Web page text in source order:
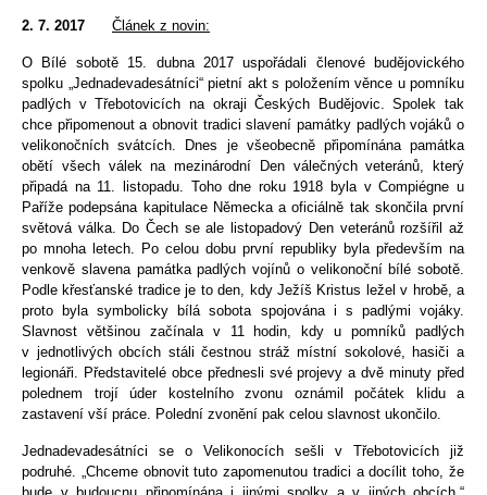
2. 7. 2017 Článek z novin:
O Bílé sobotě 15. dubna 2017 uspořádali členové budějovického
spolku „Jednadevadesátníci“ pietní akt s položením věnce u pomníku
padlých v Třebotovicích na okraji Českých Budějovic. Spolek tak
chce připomenout a obnovit tradici slavení památky padlých vojáků o
velikonočních svátcích. Dnes je všeobecně připomínána památka
obětí všech válek na mezinárodní Den válečných veteránů, který
připadá na 11. listopadu. Toho dne roku 1918 byla v Compiégne u
Paříže podepsána kapitulace Německa a oficiálně tak skončila první
světová válka. Do Čech se ale listopadový Den veteránů rozšířil až
po mnoha letech. Po celou dobu první republiky byla především na
venkově slavena památka padlých vojínů o velikonoční bílé sobotě.
Podle křesťanské tradice je to den, kdy Ježíš Kristus ležel v hrobě, a
proto byla symbolicky bílá sobota spojována i s padlými vojáky.
Slavnost většinou začínala v 11 hodin, kdy u pomníků padlých
v jednotlivých obcích stáli čestnou stráž místní sokolové, hasiči a
legionáři. Představitelé obce přednesli své projevy a dvě minuty před
polednem trojí úder kostelního zvonu oznámil počátek klidu a
zastavení vší práce. Polední zvonění pak celou slavnost ukončilo.
Jednadevadesátníci se o Velikonocích sešli v Třebotovicích již
podruhé. „Chceme obnovit tuto zapomenutou tradici a docílit toho, že